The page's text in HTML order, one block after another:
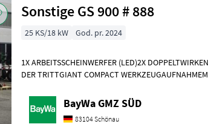
Sonstige GS 900 # 888
25 KS/18 kW God. pr. 2024
1X ARBEITSSCHEINWERFER (LED)2X
DER TRITTGIANT COMPACT
BayWa GMZ SÜD
83104 Schönau